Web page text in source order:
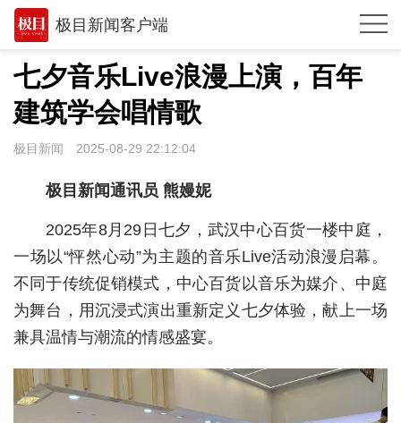
极目新闻客户端
推荐
观点
时政
世相
环球
专题
经济
七夕音乐Live浪漫上演，百年
建筑学会唱情歌
极目新闻 2025-08-29 22:12:04
极目新闻通讯员 熊嫚妮
2025年8月29日七夕，武汉中心百货一楼中庭，
一场以“怦然心动”为主题的音乐Live活动浪漫启幕。
不同于传统促销模式，中心百货以音乐为媒介、中庭
为舞台，用沉浸式演出重新定义七夕体验，献上一场
兼具温情与潮流的情感盛宴。